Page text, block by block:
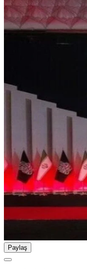
Paylaş